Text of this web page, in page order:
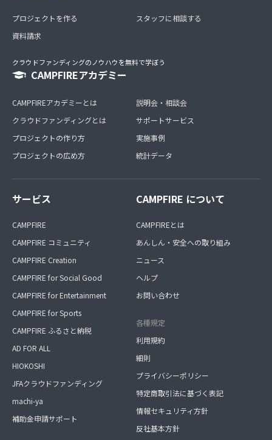
プロジェクトを作る
資料請求
スタッフに相談する
クラウドファンディングのノウハウを無料で学ぼう
CAMPFIREアカデミー
CAMPFIREアカデミーとは
クラウドファンディングとは
プロジェクトの作り方
プロジェクトの広め方
説明会・相談会
サポートサービス
実施事例
統計データ
サービス
CAMPFIRE
CAMPFIRE コミュニティ
CAMPFIRE Creation
CAMPFIRE for Social Good
CAMPFIRE for Entertainment
CAMPFIRE for Sports
CAMPFIRE ふるさと納税
AD FOR ALL
HIOKOSHI
JFAクラウドファンディング
machi-ya
補助金申請サポート
CAMPFIRE について
CAMPFIREとは
あんしん・安全への取り組み
ニュース
ヘルプ
お問い合わせ
各種規定
利用規約
細則
プライバシーポリシー
特定商取引法に基づく表記
情報セキュリティ方針
反社基本方針